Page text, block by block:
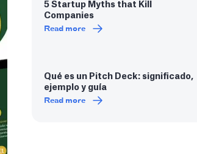
5 Startup Myths that Kill
Companies
Read more
Qué es un Pitch Deck: significado,
ejemplo y guía
Read more